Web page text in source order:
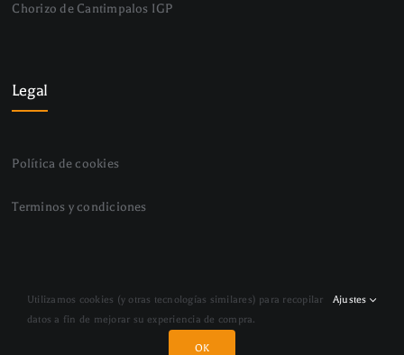
Chorizo de Cantimpalos IGP
Legal
Política de cookies
Terminos y condiciones
© Copyright 2024 - 2026 | Mariano Pascual | All Rights
Reserved |
Utilizamos cookies (y otras tecnologías similares) para recopilar
datos a fin de mejorar su experiencia de compra.
Ajustes
OK